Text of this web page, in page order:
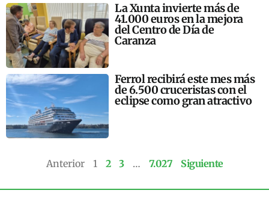
La Xunta invierte más de
41.000 euros en la mejora
del Centro de Día de
Caranza
Ferrol recibirá este mes más
de 6.500 cruceristas con el
eclipse como gran atractivo
Anterior 1 2 3 … 7.027 Siguiente